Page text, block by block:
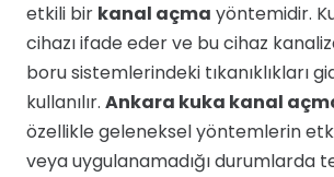
etkili bir kanal açma yöntemidir.
cihazı ifade eder ve bu cihaz
boru sistemlerindeki tıkanıklıkları
kullanılır. Ankara kuka kanal
özellikle geleneksel yöntemlerin
veya uygulanamadığı durumlarda